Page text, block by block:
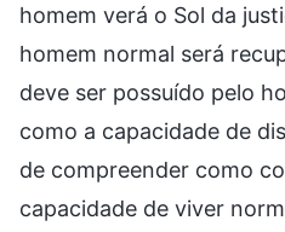
homem verá o Sol da
homem normal será
deve ser possuído pelo
como a capacidade de
de compreender como
capacidade de viver